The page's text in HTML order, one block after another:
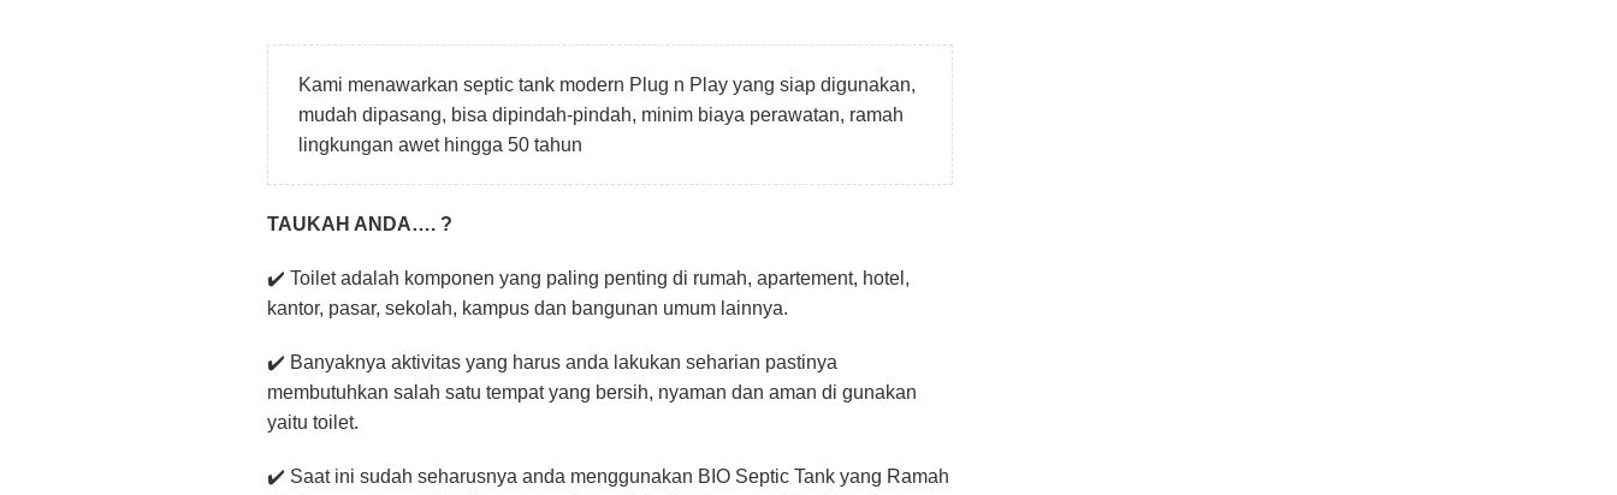
Kami menawarkan septic tank modern Plug n Play yang siap digunakan,
mudah dipasang, bisa dipindah-pindah, minim biaya perawatan, ramah
lingkungan awet hingga 50 tahun
TAUKAH ANDA…. ?
✔️ Toilet adalah komponen yang paling penting di rumah, apartement, hotel,
kantor, pasar, sekolah, kampus dan bangunan umum lainnya.
✔️ Banyaknya aktivitas yang harus anda lakukan seharian pastinya
membutuhkan salah satu tempat yang bersih, nyaman dan aman di gunakan
yaitu toilet.
✔️ Saat ini sudah seharusnya anda menggunakan BIO Septic Tank yang Ramah